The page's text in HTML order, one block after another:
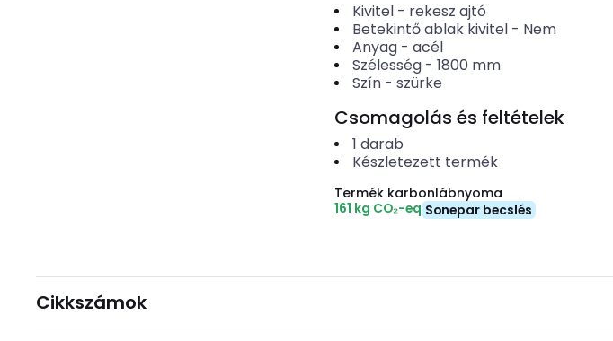
Kivitel- rekesz ajtó
Betekintő ablak kivitel- Nem
Anyag- acél
Szélesség- 1800 mm
Szín- szürke
Csomagolás és feltételek
1 darab
Készletezett termék
Termék karbonlábnyoma
161 kg CO₂-eq Sonepar becslés
Cikkszámok